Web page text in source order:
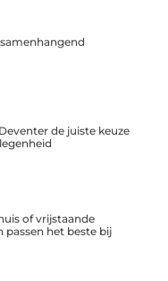
de juiste keuze
of vrijstaande
passen het beste bij